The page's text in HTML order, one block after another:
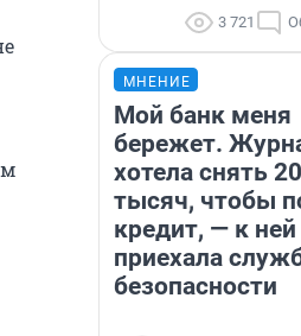
3 721
МНЕНИЕ
Мой банк меня
бережет.
хотела снять
тысяч, чтобы
кредит, — к
приехала
безопасности